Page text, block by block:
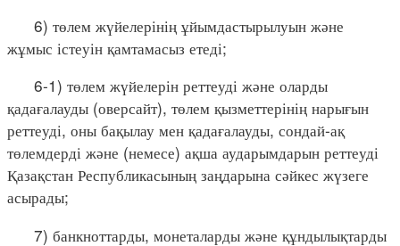
6) төлем жүйелерінің ұйымдастырылуын және
жұмыс істеуін қамтамасыз етеді;
6-1) төлем жүйелерін реттеуді және оларды
қадағалауды (оверсайт), төлем қызметтерінің нарығын
реттеуді, оны бақылау мен қадағалауды, сондай-ақ
төлемдерді және (немесе) ақша аударымдарын реттеуді
Қазақстан Республикасының заңдарына сәйкес жүзеге
асырады;
7) банкноттарды, монеталарды және құндылықтарды